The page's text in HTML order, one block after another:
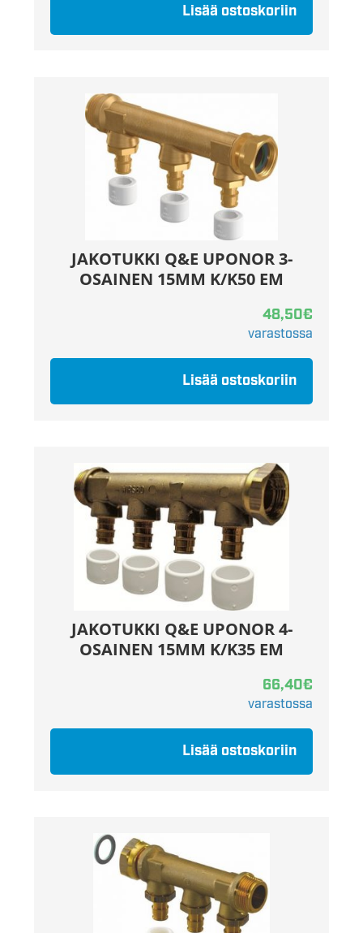
Lisää ostoskoriin
JAKOTUKKI Q&E UPONOR 3-
OSAINEN 15MM K/K50 EM
48,50€
varastossa
Lisää ostoskoriin
JAKOTUKKI Q&E UPONOR 4-
OSAINEN 15MM K/K35 EM
66,40€
varastossa
Lisää ostoskoriin